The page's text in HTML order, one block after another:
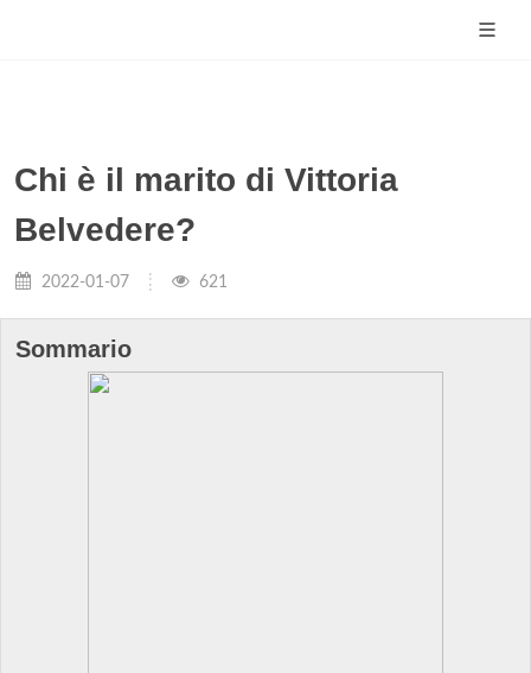
Chi è il marito di Vittoria
Belvedere?
2022-01-07 621
Sommario